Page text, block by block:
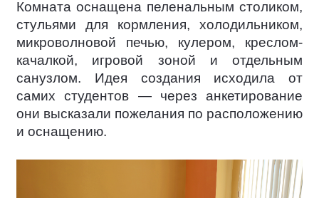
Комната оснащена пеленальным столиком,
стульями для кормления, холодильником,
микроволновой печью, кулером, креслом-
качалкой, игровой зоной и отдельным
санузлом. Идея создания исходила от
самих студентов — через анкетирование
они высказали пожелания по расположению
и оснащению.